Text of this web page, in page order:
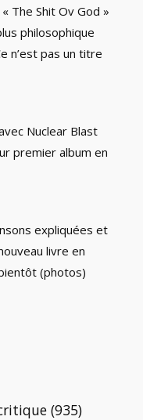
The Shit Ov God »
philosophique
n’est pas un titre
Nuclear Blast
premier album en
expliquées et
livre en
(photos)
(935)